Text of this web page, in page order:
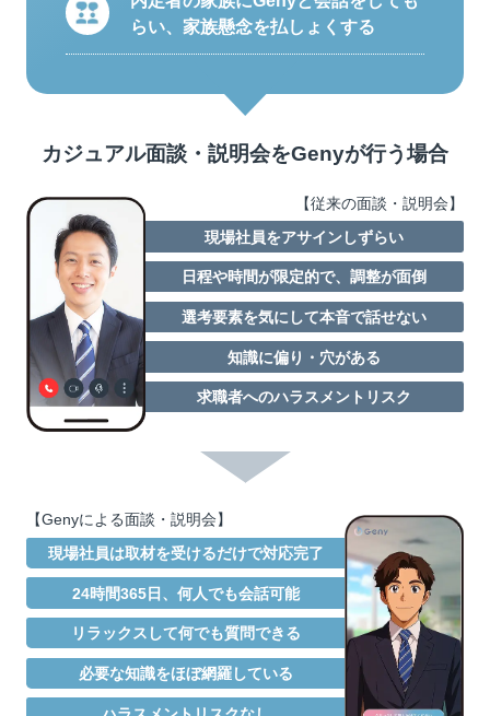
らい、家族懸念を払しょくする
カジュアル面談・説明会をGenyが行う場合
【従来の面談・説明会】
現場社員をアサインしずらい
日程や時間が限定的で、調整が面倒
選考要素を気にして本音で話せない
知識に偏り・穴がある
求職者へのハラスメントリスク
【Genyによる面談・説明会】
現場社員は取材を受けるだけで対応完了
24時間365日、何人でも会話可能
リラックスして何でも質問できる
必要な知識をほぼ網羅している